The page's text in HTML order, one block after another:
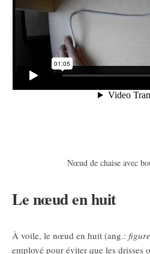
Nœud de chaise avec
Le nœud en huit
À voile, le nœud en huit (ang.:
employé pour éviter que les drisses